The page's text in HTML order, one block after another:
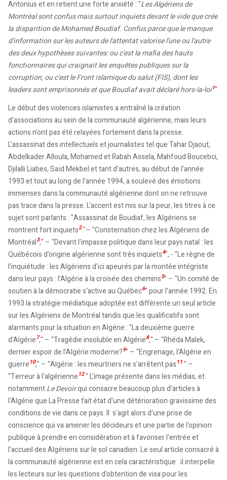
Antonius et en retient une forte anxiété : "Les Algériens de
Montréal sont confus mais surtout inquiets devant le vide que crée
la disparition de Mohamed Boudiaf. Confus parce que le manque
d'information sur les auteurs de l'attentat valorise l'une ou l'autre
des deux hypothèses suivantes: ou c'est la mafia des hauts
fonctionnaires qui craignait les enquêtes publiques sur la
corruption, ou c'est le Front islamique du salut (FIS), dont les
leaders sont emprisonnés et que Boudiaf avait déclaré hors-la-loi1".
Le début des violences islamistes a entraîné la création
d'associations au sein de la communauté algérienne, mais leurs
actions n'ont pas été relayées fortement dans la presse.
L'assassinat des intellectuels et journalistes tel que Tahar Djaout,
Abdelkader Alloula, Mohamed et Rabah Assela, Mahfoud Boucebci,
Djilalli Liabes, Saïd Mekbel et tant d'autres, au début de l'année
1993 et tout au long de l'année 1994, a soulevé des émotions
immenses dans la communauté algérienne dont on ne retrouve
pas trace dans la presse. L'accent est mis sur la peur, les titres à ce
sujet sont parlants : "Assassinat de Boudiaf, les Algériens se
montrent fort inquiets2"– "Consternation chez les Algériens de
Montréal3," – "Devant l'impasse politique dans leur pays natal : les
Québécois d'origine algérienne sont très inquiets4", - "Le règne de
l'inquiétude : les Algériens d'ici apeurés par la montée intégriste
dans leur pays : l'Algérie à la croisée des chemins5" – "Un comité de
soutien à la démocratie s'active au Québec6" pour l'année 1992. En
1993 la stratégie médiatique adoptée est différente un seul article
sur les Algériens de Montréal tandis que les qualificatifs sont
alarmants pour la situation en Algérie : "La deuxième guerre
d'Algérie7," – "Tragédie insoluble en Algérie8," – "Rhéda Malek,
dernier espoir de l'Algérie moderne?9" – "Engrenage, l'Algérie en
guerre 10," – "Algérie : les meurtriers ne s'arrêtent pas 11 " –
"Terreur à l'algérienne 12." L'image présente dans les médias, et
notammentLe Devoirqui consacre beaucoup plus d'articles à
l'Algérie que La Presse fait état d'une détérioration gravissime des
conditions de vie dans ce pays. Il s'agit alors d'une prise de
conscience qui va amener les décideurs et une partie de l'opinion
publique à prendre en considération et à favoriser l'entrée et
l'accueil des Algériens sur le sol canadien. Le seul article consacré à
la communauté algérienne est en cela caractéristique : il interpelle
les lecteurs sur les questions d'obtention de visa pour les